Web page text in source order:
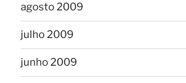
agosto 2009
julho 2009
junho 2009